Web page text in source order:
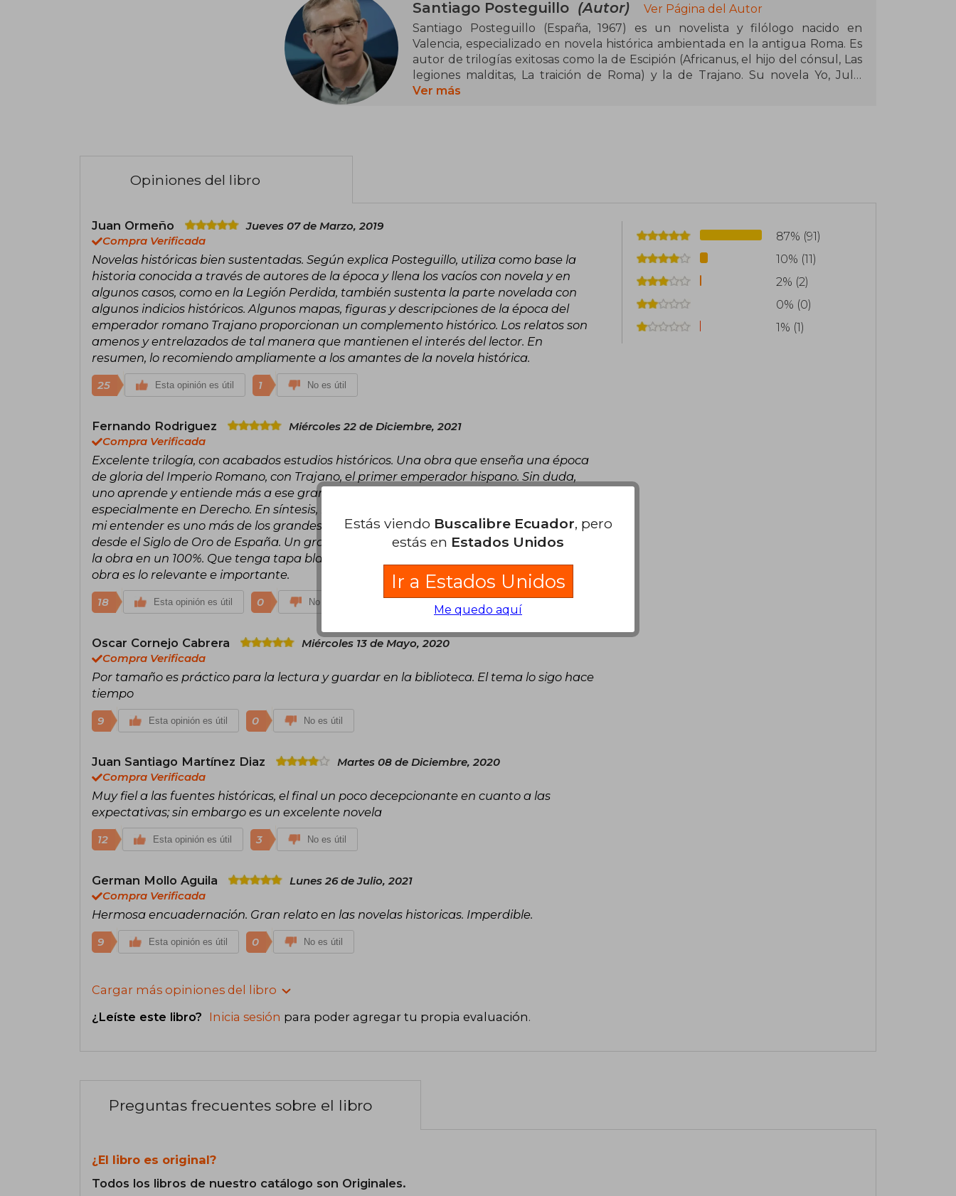
Santiago Posteguillo (Autor)
Ver Página del Autor
Santiago Posteguillo (España, 1967) es un novelista y filólogo nacido en
Valencia, especializado en novela histórica ambientada en la antigua Roma. Es
autor de trilogías exitosas como la de Escipión (Africanus, el hijo del cónsul, Las
legiones malditas, La traición de Roma) y la de Trajano. Su novela Yo, Julia
obtuvo el Premio Planeta en 2018, consolidando su prestigio como uno de los
Ver más
Opiniones del libro
Juan Ormeño
Jueves 07 de Marzo, 2019
Compra Verificada
Novelas históricas bien sustentadas. Según explica Posteguillo, utiliza como base la
historia conocida a través de autores de la época y llena los vacíos con novela y en
algunos casos, como en la Legión Perdida, también sustenta la parte novelada con
algunos indicios históricos. Algunos mapas, figuras y descripciones de la época del
emperador romano Trajano proporcionan un complemento histórico. Los relatos son
amenos y entrelazados de tal manera que mantienen el interés del lector. En
resumen, lo recomiendo ampliamente a los amantes de la novela histórica.
25 Esta opinión es útil 1 No es útil
Fernando Rodriguez
Miércoles 22 de Diciembre, 2021
Compra Verificada
Excelente trilogía, con acabados estudios históricos. Una obra que enseña una época
de gloria del Imperio Romano, con Trajano, el primer emperador hispano. Sin duda,
uno aprende y entiende más a ese gran imperio que nos guste o no, hemos heredado
especialmente en Derecho. En síntesis, me gustó la obra de Santiago Posteguillo y en
mi entender es uno más de los grandes de la literatura española que no es nuevo
desde el Siglo de Oro de España. Un gran escritor, historiador y novelista. Recomiendo
la obra en un 100%. Que tenga tapa blanda es una minucia irrelevante. El Autor y su
obra es lo relevante e importante.
18 Esta opinión es útil 0 No es útil
Oscar Cornejo Cabrera
Miércoles 13 de Mayo, 2020
Compra Verificada
Por tamaño es práctico para la lectura y guardar en la biblioteca. El tema lo sigo hace
tiempo
9 Esta opinión es útil 0 No es útil
Juan Santiago Martínez Diaz
Martes 08 de Diciembre, 2020
Compra Verificada
Muy fiel a las fuentes históricas, el final un poco decepcionante en cuanto a las
expectativas; sin embargo es un excelente novela
12 Esta opinión es útil 3 No es útil
German Mollo Aguila
Lunes 26 de Julio, 2021
Compra Verificada
Hermosa encuadernación. Gran relato en las novelas historicas. Imperdible.
9 Esta opinión es útil 0 No es útil
Cargar más opiniones del libro
¿Leíste este libro? Inicia sesión para poder agregar tu propia evaluación.
87% (91)
10% (11)
2% (2)
0% (0)
1% (1)
Preguntas frecuentes sobre el libro
¿El libro es original?
Todos los libros de nuestro catálogo son Originales.
Estás viendo Buscalibre Ecuador, pero
estás en Estados Unidos
Ir a Estados Unidos
Me quedo aquí